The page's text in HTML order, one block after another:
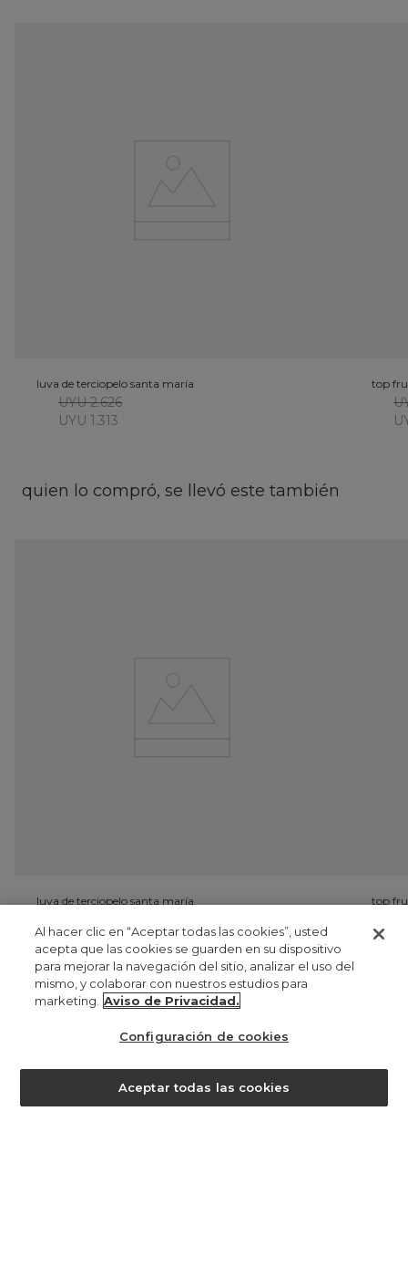
¿ayuda?
luva de terciopelo santa maría
UYU 2.626
UYU 1.313
top
quien lo compró, se llevó este también
luva de terciopelo santa maría
UYU 1.313
top
registrate
manténgase al día de lo que ocurre aquí y obtenga un
Al hacer clic en “Aceptar todas las cookies”, usted
acepta que las cookies se guarden en su dispositivo
para mejorar la navegación del sitio, analizar el uso del
mismo, y colaborar con nuestros estudios para
marketing. Aviso de Privacidad.
Configuración de cookies
Aceptar todas las cookies